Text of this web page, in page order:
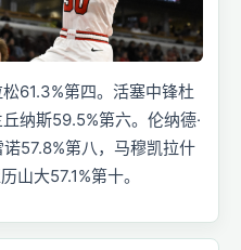
61.3%第四。活塞中锋杜
纳斯59.5%第六。伦纳德·
57.8%第八，马穆凯拉什
山大57.1%第十。